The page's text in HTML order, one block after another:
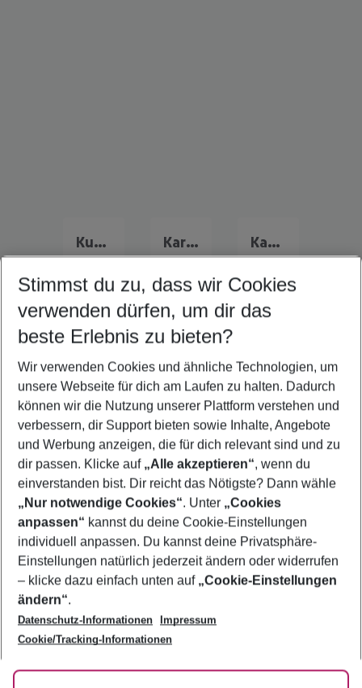
Kuba Urlaub Karibik Urlaub Kanada Urlaub
Quicklinks
Frübucher Angebote Kissimmee für 2026
Flug & Hotel Kissimmee
Familienurlaub Kissimmee
Urlaub Kissimmee
Footer
Footer navigation
Über uns
AGB
Bestpreisgarantie
Cookie-Einstellungen ändern
Cookie-Richtlinie
Agenturbetreuung
Barrierefreies Reisen
Folge uns
Stimmst du zu, dass wir Cookies
verwenden dürfen, um dir das
beste Erlebnis zu bieten?
Wir verwenden Cookies und ähnliche Technologien, um
unsere Webseite für dich am Laufen zu halten. Dadurch
können wir die Nutzung unserer Plattform verstehen und
verbessern, dir Support bieten sowie Inhalte, Angebote
und Werbung anzeigen, die für dich relevant sind und zu
dir passen. Klicke auf „Alle akzeptieren“, wenn du
einverstanden bist. Dir reicht das Nötigste? Dann wähle
„Nur notwendige Cookies“. Unter „Cookies
anpassen“ kannst du deine Cookie-Einstellungen
individuell anpassen. Du kannst deine Privatsphäre-
Einstellungen natürlich jederzeit ändern oder widerrufen
– klicke dazu einfach unten auf „Cookie-Einstellungen
ändern“.
Datenschutz-Informationen
Impressum
Cookie/Tracking-Informationen